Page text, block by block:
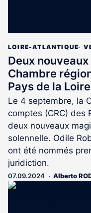
LOIRE-ATLANTIQUE
Deux
Chambre
Pays de la Loire
Le 4 septembre, la
comptes (CRC) des
deux nouveaux
solennelle. Odile
ont été nommés
juridiction.
07.09.2024 Alberto